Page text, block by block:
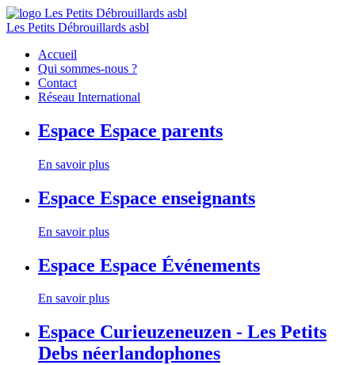
Les Petits Débrouillards asbl
Accueil
Qui sommes-nous ?
Contact
Réseau International
Espace Espace parents
En savoir plus
Espace Espace enseignants
En savoir plus
Espace Espace Événements
En savoir plus
Espace Curieuzeneuzen - Les Petits
Debs néerlandophones